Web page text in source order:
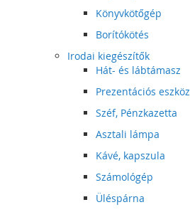
Könyvkötőgép
Borítókötés
Irodai kiegészítők
Hát- és lábtámasz
Prezentációs eszköz
Széf, Pénzkazetta
Asztali lámpa
Kávé, kapszula
Számológép
Üléspárna